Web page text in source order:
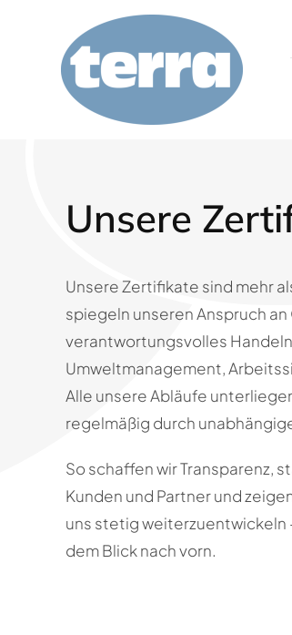
springen
Anfrage
Karriere
Unsere
Unsere Zertifikate sind mehr
spiegeln unseren Anspruch
verantwortungsvolles
Umweltmanagement,
Alle unsere Abläufe
regelmäßig durch
So schaffen wir Transparenz,
Kunden und Partner und
uns stetig weiterzuentwickeln
dem Blick nach vorn.